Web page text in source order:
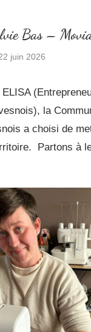
Bas –
juin 2026
la
a choisi de
Partons à